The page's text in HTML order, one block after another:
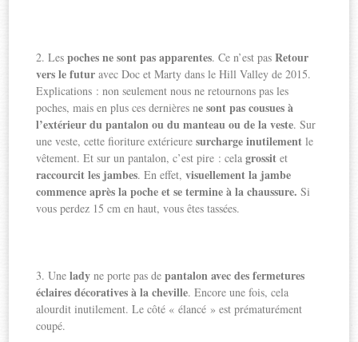
2. Lespoches ne sont pas apparentes. Ce n’est pasRetour
vers le futur avec Doc et Marty dans le Hill Valley de 2015.
Explications : non seulement nous ne retournons pas les
poches, mais en plus ces dernières ne sont pas cousues à
l’extérieur du pantalon ou du manteau ou de la veste. Sur
une veste, cette fioriture extérieuresurcharge inutilement le
vêtement. Et sur un pantalon, c’est pire : celagrossit et
raccourcit les jambes. En effet,visuellement la jambe
commence après la poche et se termine à la chaussure.Si
vous perdez 15 cm en haut, vous êtes tassées.
3. Unelady ne porte pas depantalon avec des fermetures
éclaires décoratives à la cheville. Encore une fois, cela
alourdit inutilement. Le côté « élancé » est prématurément
coupé.